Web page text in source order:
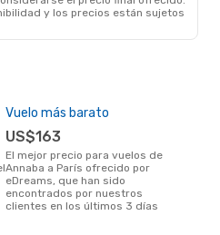
y los precios están sujetos
Vuelo más barato
US$163
El mejor precio para vuelos de
Annaba a París ofrecido por
eDreams, que han sido
encontrados por nuestros
clientes en los últimos 3 días